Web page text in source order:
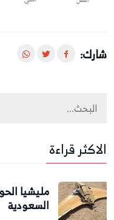
شارك:
الاكثر قراءة
مليشيا
السعودية